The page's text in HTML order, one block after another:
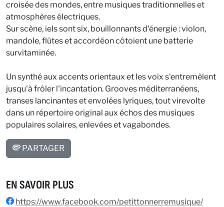
croisée des mondes, entre musiques traditionnelles et
atmosphères électriques.
Sur scène, iels sont six, bouillonnants d'énergie : violon,
mandole, flûtes et accordéon côtoient une batterie
survitaminée.
Un synthé aux accents orientaux et les voix s'entremêlent
jusqu'à frôler l'incantation. Grooves méditerranéens,
transes lancinantes et envolées lyriques, tout virevolte
dans un répertoire original aux échos des musiques
populaires solaires, enlevées et vagabondes.
PARTAGER
EN SAVOIR PLUS
https://www.facebook.com/petittonnerremusique/